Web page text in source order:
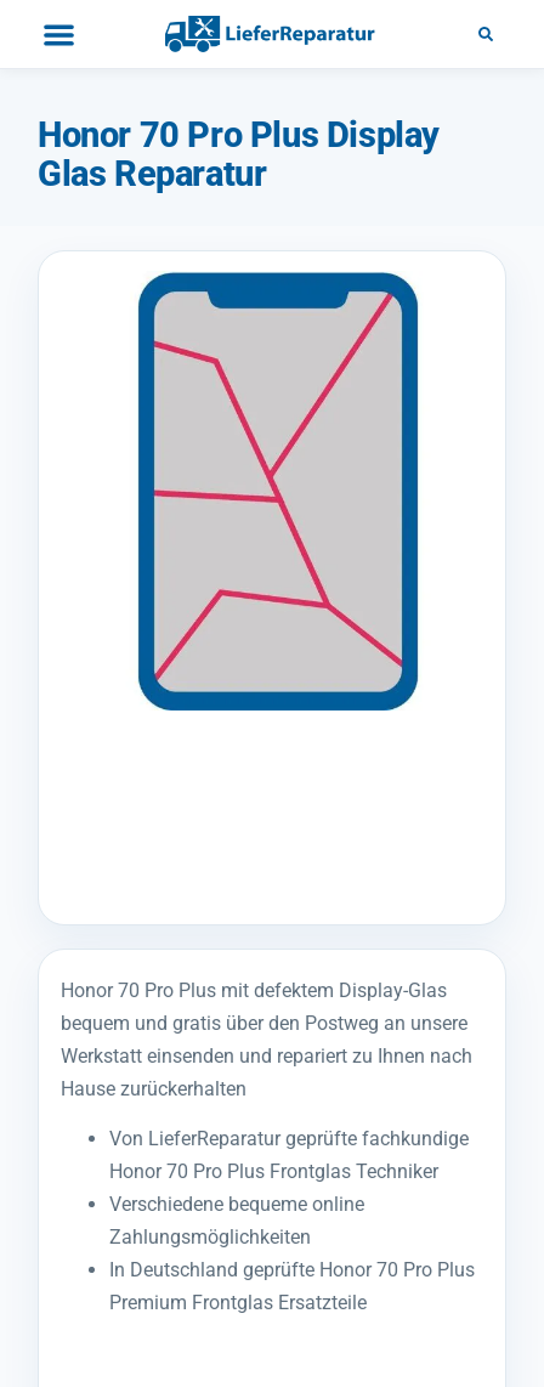
Honor 70 Pro Plus Display
Glas Reparatur
Honor 70 Pro Plus mit defektem Display-Glas
bequem und gratis über den Postweg an unsere
Werkstatt einsenden und repariert zu Ihnen nach
Hause zurückerhalten
Von LieferReparatur geprüfte fachkundige
Honor 70 Pro Plus Frontglas Techniker
Verschiedene bequeme online
Zahlungsmöglichkeiten
In Deutschland geprüfte Honor 70 Pro Plus
Premium Frontglas Ersatzteile